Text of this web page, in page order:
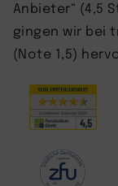
Anbieter“ (4,5
gingen wir bei
(Note 1,5)